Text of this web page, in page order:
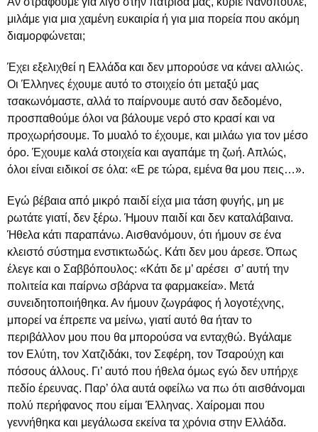
μιλάμε για μια χαμένη ευκαιρία ή για μια πορεία που ακόμη
διαμορφώνεται;
Έχει εξελιχθεί η Ελλάδα και δεν μπορούσε να κάνει αλλιώς.
Οι Έλληνες έχουμε αυτό το στοιχείο ότι μεταξύ μας
τσακωνόμαστε, αλλά το παίρνουμε αυτό σαν δεδομένο,
προσπαθούμε όλοι να βάλουμε νερό στο κρασί και να
προχωρήσουμε. Το μυαλό το έχουμε, και μιλάω για τον μέσο
όρο. Έχουμε καλά στοιχεία και αγαπάμε τη ζωή. Απλώς,
όλοι είναι ειδικοί σε όλα: «Ε ρε τώρα, εμένα θα μου πεις…».
Εγώ βέβαια από μικρό παιδί είχα μια τάση φυγής, μη με
ρωτάτε γιατί, δεν ξέρω. Ήμουν παιδί και δεν καταλάβαινα.
Ήθελα κάτι παραπάνω. Αισθανόμουν, ότι ήμουν σε ένα
κλειστό σύστημα ενστικτωδώς. Κάτι δεν μου άρεσε. Όπως
έλεγε και ο Σαββόπουλος: «Κάτι δε μ’ αρέσει σ’ αυτή την
πολιτεία και παίρνω σβάρνα τα φαρμακεία». Μετά
συνειδητοποιήθηκα. Αν ήμουν ζωγράφος ή λογοτέχνης,
μπορεί να έπρεπε να μείνω, γιατί αυτό θα ήταν το
περιβάλλον μου που θα μπορούσα να ενταχθώ. Βγάλαμε
τον Ελύτη, τον Χατζιδάκι, τον Σεφέρη, τον Τσαρούχη και
πόσους άλλους. Γι’ αυτό που ήθελα όμως εγώ δεν υπήρχε
πεδίο έρευνας. Παρ’ όλα αυτά οφείλω να πω ότι αισθάνομαι
πολύ περήφανος που είμαι Έλληνας. Χαίρομαι που
γεννήθηκα και μεγάλωσα εκείνα τα χρόνια στην Ελλάδα.